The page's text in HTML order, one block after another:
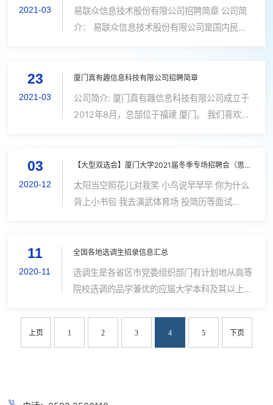
路...
2021-03
易联众信息技术股份有限公司招聘简章 公司简
介： 易联众信息技术股份有限公司是国内民生
“让天下没有难过的人生”的企业使命,贯...
23
2021-03
厦门真有趣信息科技有限公司招聘简章
公司简介: 厦门真有趣信息科技有限公司成立于
2012年8月，总部位于福建 厦门。 我们喜欢游
们热爱游戏，享受创作，喜欢开...
03
2020-12
【大型双选会】厦门大学2021届冬季专场招聘会（思明校区场）
太阳当空照花儿对我笑 小鸟说早早早 你为什么
背上小书包 我去演武体育场 投简历等面试
网宿科技股份有限公司、达利食品集团有...
11
2020-11
全国各地选调生招录信息汇总
选调生是各省区市党委组织部门有计划地从高等
院校选调的品学兼优的应届大学本科及其以上的
部后备人选和县级以上党政机关高素...
上页 1 2 3 4 5 下页